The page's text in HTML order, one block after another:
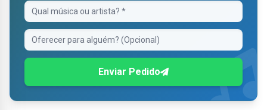
Enviar Pedido